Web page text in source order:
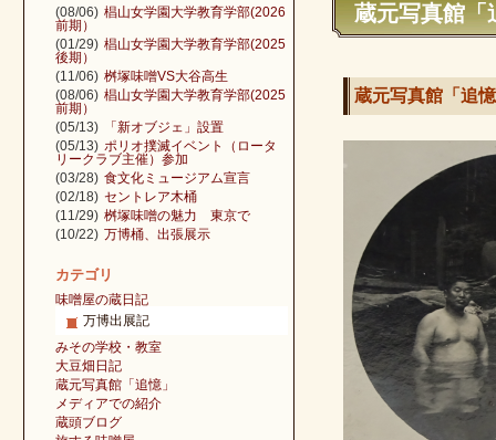
蔵元写真館
蔵元写真館「追
(08/06) 椙山女学園大学教育学部(2026
前期）
(01/29) 椙山女学園大学教育学部(2025
後期）
(11/06) 桝塚味噌VS大谷高生
(08/06) 椙山女学園大学教育学部(2025
前期）
(05/13)
「新オブジェ」設置
(05/13) ポリオ撲滅イベント（ロータ
リークラブ主催）参加
(03/28) 食文化ミュージアム宣言
(02/18) セントレア木桶
(11/29) 桝塚味噌の魅力 東京で
(10/22) 万博桶、出張展示
カテゴリ
味噌屋の蔵日記
万博出展記
みその学校・教室
大豆畑日記
蔵元写真館「追憶」
メディアでの紹介
蔵頭ブログ